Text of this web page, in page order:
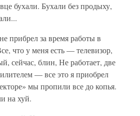
бухали. Бухали без продыху,
прибрел за время работы в
что у меня есть — телевизор,
сейчас, блин, Не работает, две
— все это я приобрел
мы пропили все до копья.
на хуй.